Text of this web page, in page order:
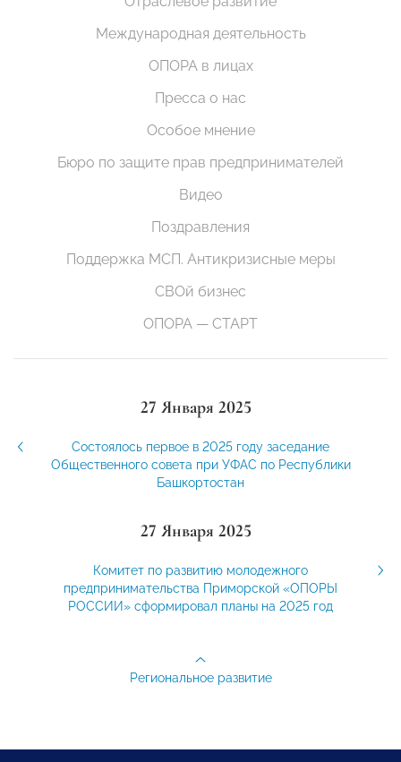
Международная деятельность
ОПОРА в лицах
Пресса о нас
Особое мнение
Бюро по защите прав предпринимателей
Видео
Поздравления
Поддержка МСП. Антикризисные меры
СВОй бизнес
ОПОРА — СТАРТ
27 Января 2025
Состоялось первое в 2025 году заседание
Общественного совета при УФАС по Республики
Башкортостан
27 Января 2025
Комитет по развитию молодежного
предпринимательства Приморской «ОПОРЫ
РОССИИ» сформировал планы на 2025 год
Региональное развитие